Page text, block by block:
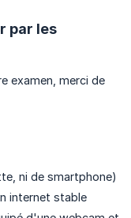
par les
examen, merci de
ni de smartphone)
internet stable